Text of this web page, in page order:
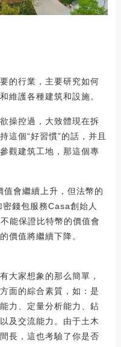
的行業，主要研究如何
維護各種建筑和設施。
操控過，大致體現在拆
這個“好習慣”的話，并且
觀建筑工地，那這個專
會繼續上升，但法幣的
錢包服務Casa創始人
能保證比特幣的價值會
價值將繼續下降。
大家想象的那么簡單，
面的綜合素質，如：是
力、定量分析能力、鉆
及交流能力。由于土木
長，這也考驗了你是否